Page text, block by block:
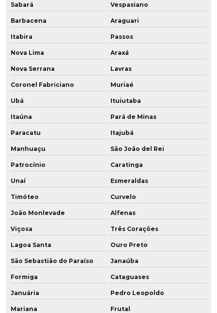
Fornecedor de poliuretano
Fornecedor de poliuretano em sp
Fornecedor de pu
Fornecedor de roldana em pu baixa dureza
Indústria de poliuretano
Onde comprar buchas de poliuretano
Onde comprar chapas de poliuretano
Peças automotivas em poliuretano
Peças especiais em poliuretano
Peças em poliuretano expandido
Peças em pu
Peças em resina de poliuretano
Sabará Vespasiano
Barbacena Araguari
Itabira Passos
Nova Lima Araxá
Nova Serrana Lavras
Coronel Fabriciano Muriaé
Ubá Ituiutaba
Itaúna Pará de Minas
Paracatu Itajubá
Manhuaçu São João del Rei
Patrocínio Caratinga
Unaí Esmeraldas
Timóteo Curvelo
João Monlevade Alfenas
Viçosa Três Corações
Lagoa Santa Ouro Preto
São Sebastião do Paraíso Janaúba
Formiga Cataguases
Januária Pedro Leopoldo
Mariana Frutal